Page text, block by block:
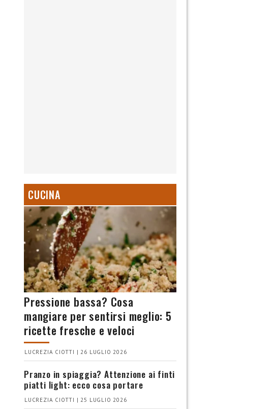
CUCINA
Pressione bassa? Cosa
mangiare per sentirsi meglio: 5
ricette fresche e veloci
LUCREZIA CIOTTI | 26 LUGLIO 2026
Pranzo in spiaggia? Attenzione ai finti
piatti light: ecco cosa portare
LUCREZIA CIOTTI | 25 LUGLIO 2026